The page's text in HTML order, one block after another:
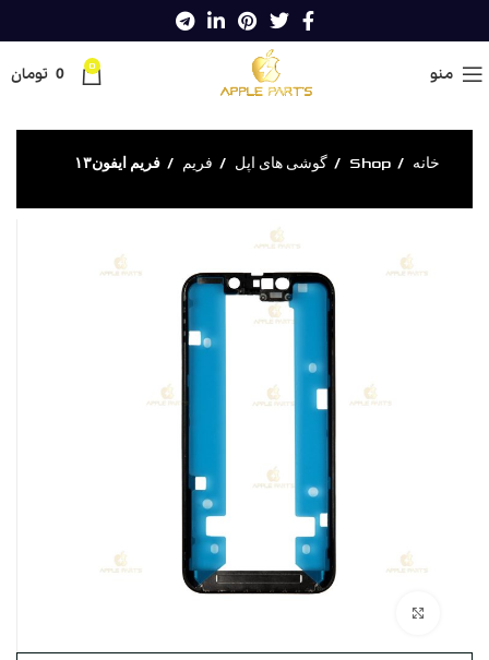
منو 0
0 تومان
خانه Shop گوشی های اپل فریم فریم ایفون۱۳